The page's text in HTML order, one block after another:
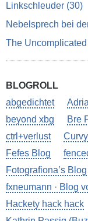
Linkschleuder (30)
Nebelsprech bei
The
BLOGROLL
abgedichtet
beyond xbg
Bre
ctrl+verlust
Curvy
Fefes Blog
Fotografiona’s Blog
fxneumann · Blog
Hackety hack hack